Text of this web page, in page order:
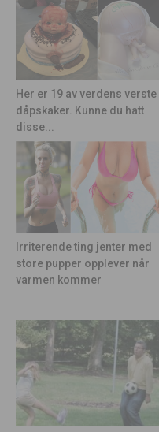
Her er 19 av verdens verste
dåpskaker. Kunne du hatt
disse...
Irriterende ting jenter med
store pupper opplever når
varmen kommer